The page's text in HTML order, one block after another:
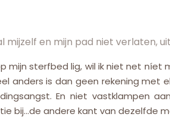
mijzelf en mijn pad niet verlaten,
mijn sterfbed lig, wil ik niet net
anders is dan geen rekening met
En niet vastklampen
bij…de andere kant van dezelfde